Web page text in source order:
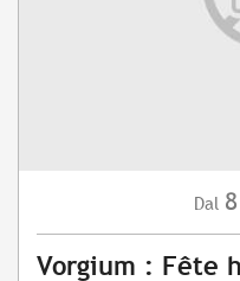
Dal 8
Vorgium : Fête